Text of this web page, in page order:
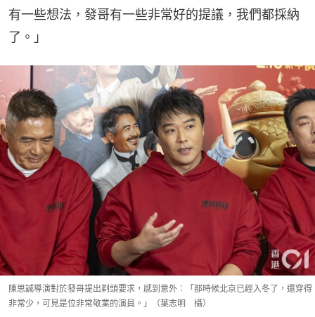
有一些想法，發哥有一些非常好的提議，我們都採納
了。」
陳思誠導演對於發哥提出剃頭要求，感到意外︰「那時候北京已經入冬了，還穿得
非常少，可見是位非常敬業的演員。」（葉志明 攝）